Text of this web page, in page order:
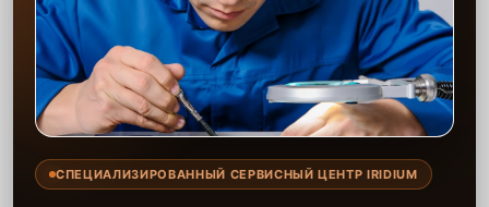
СПЕЦИАЛИЗИРОВАННЫЙ СЕРВИСНЫЙ ЦЕНТР IRIDIUM